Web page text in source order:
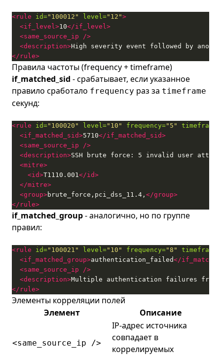
<rule id="100012" level="12">
<if_level>10</if_level>
<same_source_ip
/>
<description>High severity event followed by
</rule>
Правила частоты (frequency + timeframe)
if_matched_sid - срабатывает, если указанное
правило сработало frequency раз за timeframe
секунд:
<rule id="100020" level="10" frequency="5"
timeframe=
<if_matched_sid>5710</if_matched_sid>
<same_source_ip
/>
<description>SSH brute force: 5 invalid user
<mitre>
<id>T1110.001</id>
</mitre>
<group>brute_force,pci_dss_11.4, </group>
</rule>
if_matched_group- аналогично, но по группе
правил:
<rule id="100021" level="10" frequency="8"
timeframe=
<if_matched_group>authentication_failed</
<same_source_ip
/>
<description>Multiple authentication failures from
</rule>
Элементы корреляции полей
Элемент
Описание
<same_source_ip />
IP-адрес источника
совпадает в
коррелируемых